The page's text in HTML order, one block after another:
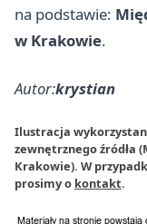
na podstawie:
w Krakowie.
Autor:krystian
Ilustracja
zewnętrznego źródła
Krakowie). W
prosimy o kontakt.